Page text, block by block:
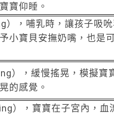
寶仰睡。
），哺乳時，讓孩子吸
小寶貝安撫奶嘴，也是
），緩慢搖晃，模擬寶
的感覺。
），寶寶在子宮內，血